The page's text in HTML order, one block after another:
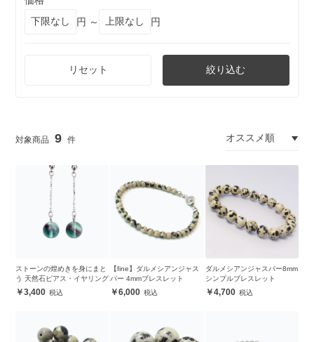
円 ～
円
リセット 絞り込む
9
ストーンの煌めきを身にまと
う 天然石ピアス・イヤリング
3,400
【fine】ダルメシアンジャス
パー 4mmブレスレット
6,000
ダルメシアンジャスパー8mm
シンプルブレスレット
4,700